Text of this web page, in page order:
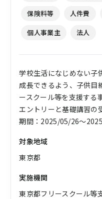
保険料等
人件費
個人事業主
法人
学校生活になじめない子
成長できるよう、子供目
ースクール等を支援す
エントリーと基礎講習の
期間：2025/05/26～
対象地域
東京都
実施機関
東京都フリースクール等